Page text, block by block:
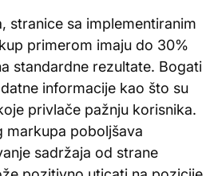
stranice sa implementiranim
primerom imaju do 30%
standardne rezultate. Bogati
informacije kao što su
privlače pažnju korisnika.
markupa poboljšava
sadržaja od strane